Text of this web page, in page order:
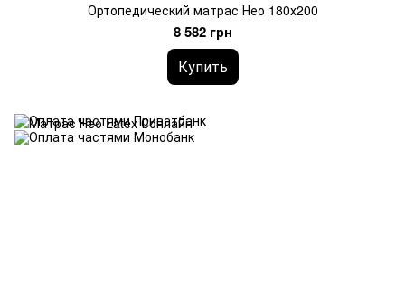
Ортопедический матрас Нео 180х200
8 582 грн
Купить